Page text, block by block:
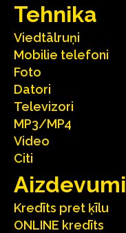
Tehnika
Viedtālruņi
Mobilie telefoni
Foto
Datori
Televizori
MP3/MP4
Video
Citi
Aizdevumi
Kredīts pret ķīlu
ONLINE kredīts